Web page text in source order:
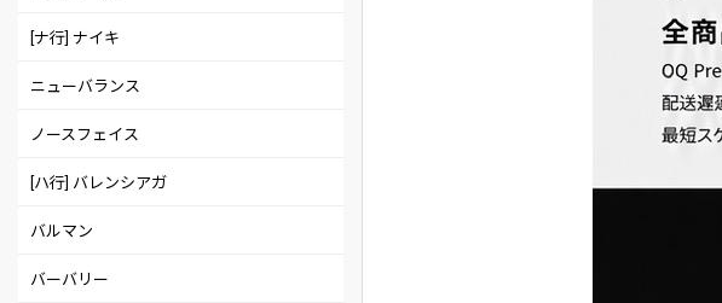
[ナ行] ナイキ
ニューバランス
ノースフェイス
[ハ行] バレンシアガ
バルマン
バーバリー